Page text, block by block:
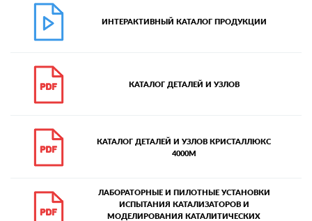
ИНТЕРАКТИВНЫЙ КАТАЛОГ ПРОДУКЦИИ
КАТАЛОГ ДЕТАЛЕЙ И УЗЛОВ
КАТАЛОГ ДЕТАЛЕЙ И УЗЛОВ КРИСТАЛЛЮКС
4000М
ЛАБОРАТОРНЫЕ И ПИЛОТНЫЕ УСТАНОВКИ
ИСПЫТАНИЯ КАТАЛИЗАТОРОВ И
МОДЕЛИРОВАНИЯ КАТАЛИТИЧЕСКИХ